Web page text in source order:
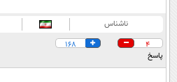
ناشناس
4
168
پاسخ